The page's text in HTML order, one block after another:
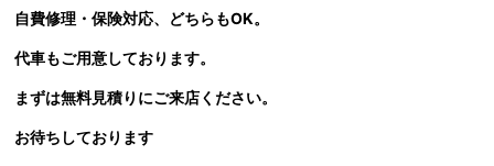
自費修理・保険対応、どちらもOK。
代車もご用意しております。
まずは無料見積りにご来店ください。
お待ちしております